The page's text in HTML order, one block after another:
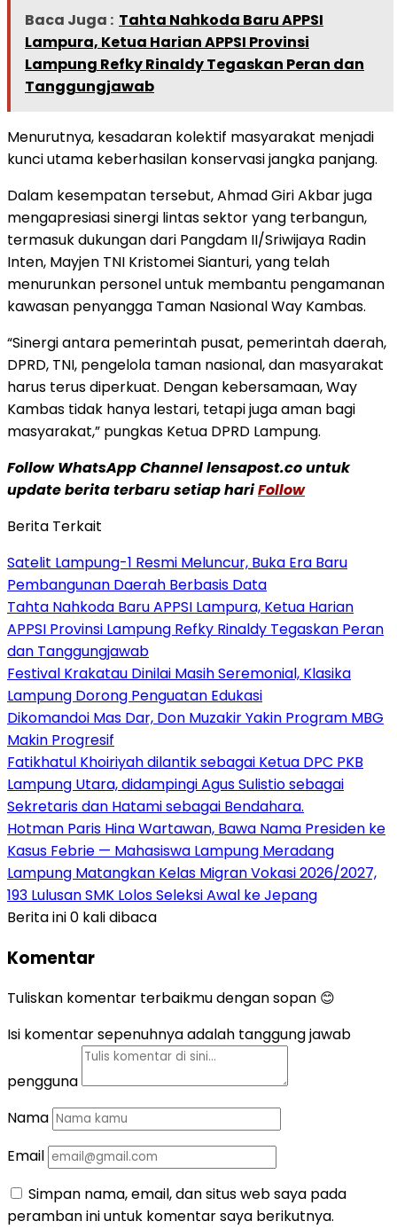
Baca Juga : Tahta Nahkoda Baru APPSI
Lampura, Ketua Harian APPSI Provinsi
Lampung Refky Rinaldy Tegaskan Peran dan
Tanggungjawab
Menurutnya, kesadaran kolektif masyarakat menjadi
kunci utama keberhasilan konservasi jangka panjang.
Dalam kesempatan tersebut, Ahmad Giri Akbar juga
mengapresiasi sinergi lintas sektor yang terbangun,
termasuk dukungan dari Pangdam II/Sriwijaya Radin
Inten, Mayjen TNI Kristomei Sianturi, yang telah
menurunkan personel untuk membantu pengamanan
kawasan penyangga Taman Nasional Way Kambas.
“Sinergi antara pemerintah pusat, pemerintah daerah,
DPRD, TNI, pengelola taman nasional, dan masyarakat
harus terus diperkuat. Dengan kebersamaan, Way
Kambas tidak hanya lestari, tetapi juga aman bagi
masyarakat,” pungkas Ketua DPRD Lampung.
Follow WhatsApp Channel lensapost.co untuk
update berita terbaru setiap hariFollow
Berita Terkait
Satelit Lampung-1 Resmi Meluncur, Buka Era Baru
Pembangunan Daerah Berbasis Data
Tahta Nahkoda Baru APPSI Lampura, Ketua Harian
APPSI Provinsi Lampung Refky Rinaldy Tegaskan Peran
dan Tanggungjawab
Festival Krakatau Dinilai Masih Seremonial, Klasika
Lampung Dorong Penguatan Edukasi
Dikomandoi Mas Dar, Don Muzakir Yakin Program MBG
Makin Progresif
Fatikhatul Khoiriyah dilantik sebagai Ketua DPC PKB
Lampung Utara, didampingi Agus Sulistio sebagai
Sekretaris dan Hatami sebagai Bendahara.
Hotman Paris Hina Wartawan, Bawa Nama Presiden ke
Kasus Febrie — Mahasiswa Lampung Meradang
Lampung Matangkan Kelas Migran Vokasi 2026/2027,
193 Lulusan SMK Lolos Seleksi Awal ke Jepang
Berita ini 0 kali dibaca
Komentar
Tuliskan komentar terbaikmu dengan sopan 😊
Isi komentar sepenuhnya adalah tanggung jawab
pengguna
Nama
Email
Simpan nama, email, dan situs web saya pada
peramban ini untuk komentar saya berikutnya.